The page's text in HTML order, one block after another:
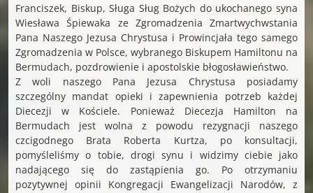
Franciszek, Biskup, Sługa Sług Bożych do ukochanego syna
Wiesława Śpiewaka ze Zgromadzenia Zmartwychwstania
Pana Naszego Jezusa Chrystusa i Prowincjała tego samego
Zgromadzenia w Polsce, wybranego Biskupem Hamiltonu na
Bermudach, pozdrowienie i apostolskie błogosławieństwo.
Z woli naszego Pana Jezusa Chrystusa posiadamy
szczególny mandat opieki i zapewnienia potrzeb każdej
Diecezji w Kościele. Ponieważ Diecezja Hamilton na
Bermudach jest wolna z powodu rezygnacji naszego
czcigodnego Brata Roberta Kurtza, po konsultacji,
pomyśleliśmy o tobie, drogi synu i widzimy ciebie jako
nadającego się do zastąpienia go. Po otrzymaniu
pozytywnej opinii Kongregacji Ewangelizacji Narodów, z